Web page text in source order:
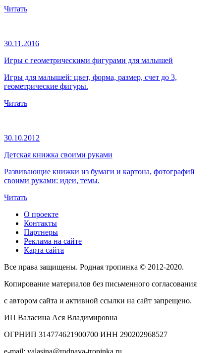
Читать
30.11.2016
Игры с геометрическими фигурами для малышей
Игры для малышей: цвет, форма, размер, счет до 3,
геометрические фигуры.
Читать
30.10.2012
Детская книжка своими руками
Развивающие книжки из бумаги и картона, фотографий
своими руками: идеи, темы.
Читать
О проекте
Контакты
Партнеры
Реклама на сайте
Карта сайта
Все права защищены. Родная тропинка © 2012-2020.
Копирование материалов без письменного согласования
с автором сайта и активной ссылки на сайт запрещено.
ИП Валасина Ася Владимировна
ОГРНИП 314774621900700 ИНН 290202968527